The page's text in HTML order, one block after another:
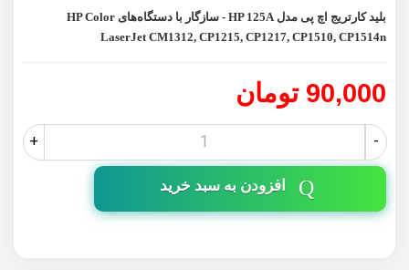
بلید کارتریج اچ پی مدل HP 125A - سازگار با دستگاه‌های HP Color
LaserJet CM1312, CP1215, CP1217, CP1510, CP1514n
90,000 تومان
-
+
افزودن به سبد خرید